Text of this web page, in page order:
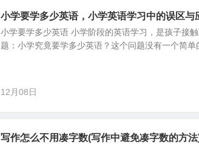
小学要学多少英语，小学英语学习中的误区与
小学要学多少英语 小学阶段的英语学习，是孩子接
题：小学究竟要学多少英语？这个问题没有一个简
12月08日
写作怎么不用凑字数(写作中避免凑字数的方